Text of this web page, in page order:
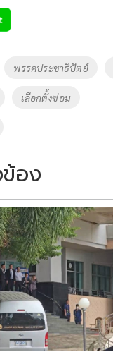
พรรคประชาธิปัตย์
เลือกตั้งซ่อม
อง